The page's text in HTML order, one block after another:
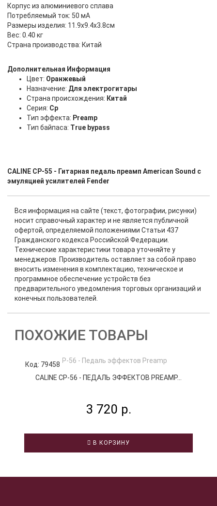
Корпус из алюминиевого сплава
Потребляемый ток: 50 мА
Размеры изделия: 11.9x9.4x3.8см
Вес: 0.40 кг
Страна производства: Китай
Дополнительная Информация
Цвет: Оранжевый
Назначение: Для электрогитары
Страна происхождения: Китай
Серия: Cp
Тип эффекта: Preamp
Тип байпаса: True bypass
CALINE CP-55 - Гитарная педаль преамп American Sound с
эмуляцией усилителей Fender
Вся информация на сайте (текст, фотографии, рисунки)
носит справочный характер и не является публичной
офертой, определяемой положениями Статьи 437
Гражданского кодекса Российской Федерации.
Технические характеристики товара уточняйте у
менеджеров. Производитель оставляет за собой право
вносить изменения в комплектацию, техническое и
программное обеспечение устройств без
предварительного уведомления торговых организаций и
конечных пользователей.
ПОХОЖИЕ ТОВАРЫ
Код: 79458
CALINE CP-56 - ПЕДАЛЬ ЭФФЕКТОВ PREAMP...
3 720 р.
В КОРЗИНУ